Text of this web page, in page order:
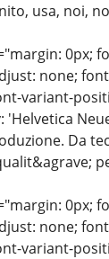
usa, noi,
0px;
none;
variant-
'Helvetica
Da
0px;
none;
variant-